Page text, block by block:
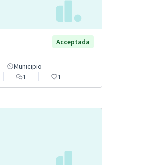
Acceptada
Municipio
1 1